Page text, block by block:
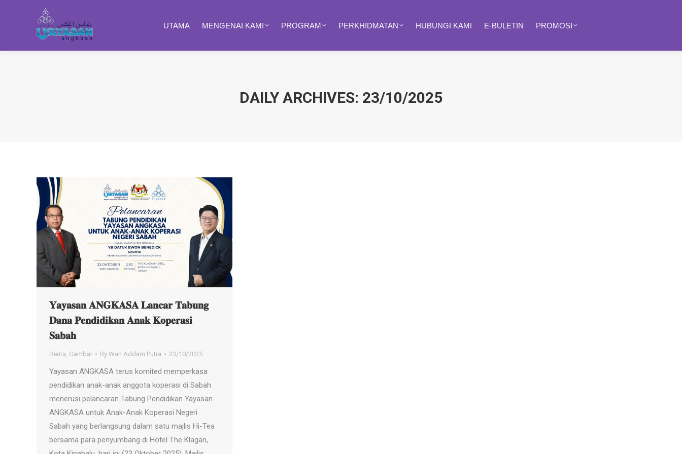
UTAMA MENGENAI KAMI PROGRAM PERKHIDMATAN HUBUNGI KAMI E-BULETIN PROMOSI
DAILY ARCHIVES: 23/10/2025
𝐘𝐚𝐲𝐚𝐬𝐚𝐧 𝐀𝐍𝐆𝐊𝐀𝐒𝐀 𝐋𝐚𝐧𝐜𝐚𝐫 𝐓𝐚𝐛𝐮𝐧𝐠
𝐃𝐚𝐧𝐚 𝐏𝐞𝐧𝐝𝐢𝐝𝐢𝐤𝐚𝐧 𝐀𝐧𝐚𝐤 𝐊𝐨𝐩𝐞𝐫𝐚𝐬𝐢
𝐒𝐚𝐛𝐚𝐡
Berita, Gambar By Wan Addam Putra 23/10/2025
Yayasan ANGKASA terus komited memperkasa
pendidikan anak-anak anggota koperasi di Sabah
menerusi pelancaran Tabung Pendidikan Yayasan
ANGKASA untuk Anak-Anak Koperasi Negeri
Sabah yang berlangsung dalam satu majlis Hi-Tea
bersama para penyumbang di Hotel The Klagan,